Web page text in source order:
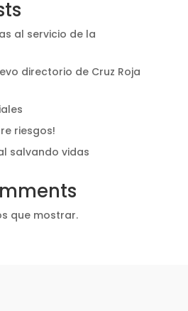
al servicio de la
directorio de Cruz Roja
riesgos!
salvando vidas
que mostrar.